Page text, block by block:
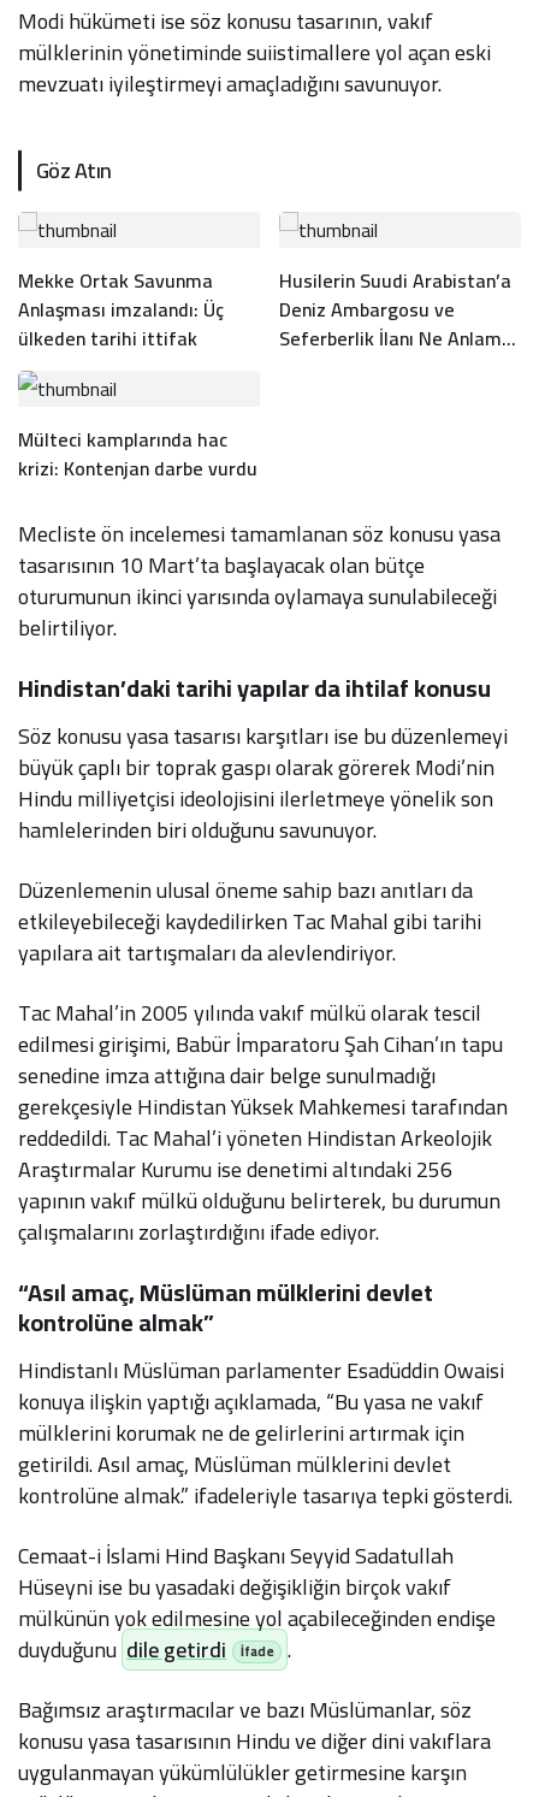
Modi hükümeti ise söz konusu tasarının, vakıf
mülklerinin yönetiminde suiistimallere yol açan eski
mevzuatı iyileştirmeyi amaçladığını savunuyor.
Göz Atın
Mekke Ortak Savunma
Anlaşması imzalandı: Üç
ülkeden tarihi ittifak
Husilerin Suudi Arabistan’a
Deniz Ambargosu ve
Seferberlik İlanı Ne Anlama
Mülteci kamplarında hac
krizi: Kontenjan darbe vurdu
Mecliste ön incelemesi tamamlanan söz konusu yasa
tasarısının 10 Mart’ta başlayacak olan bütçe
oturumunun ikinci yarısında oylamaya sunulabileceği
belirtiliyor.
Hindistan’daki tarihi yapılar da ihtilaf konusu
Söz konusu yasa tasarısı karşıtları ise bu düzenlemeyi
büyük çaplı bir toprak gaspı olarak görerek Modi’nin
Hindu milliyetçisi ideolojisini ilerletmeye yönelik son
hamlelerinden biri olduğunu savunuyor.
Düzenlemenin ulusal öneme sahip bazı anıtları da
etkileyebileceği kaydedilirken Tac Mahal gibi tarihi
yapılara ait tartışmaları da alevlendiriyor.
Tac Mahal’in 2005 yılında vakıf mülkü olarak tescil
edilmesi girişimi, Babür İmparatoru Şah Cihan’ın tapu
senedine imza attığına dair belge sunulmadığı
gerekçesiyle Hindistan Yüksek Mahkemesi tarafından
reddedildi. Tac Mahal’i yöneten Hindistan Arkeolojik
Araştırmalar Kurumu ise denetimi altındaki 256
yapının vakıf mülkü olduğunu belirterek, bu durumun
çalışmalarını zorlaştırdığını ifade ediyor.
“Asıl amaç, Müslüman mülklerini devlet
kontrolüne almak”
Hindistanlı Müslüman parlamenter Esadüddin Owaisi
konuya ilişkin yaptığı açıklamada, “Bu yasa ne vakıf
mülklerini korumak ne de gelirlerini artırmak için
getirildi. Asıl amaç, Müslüman mülklerini devlet
kontrolüne almak.” ifadeleriyle tasarıya tepki gösterdi.
Cemaat-i İslami Hind Başkanı Seyyid Sadatullah
Hüseyni ise bu yasadaki değişikliğin birçok vakıf
mülkünün yok edilmesine yol açabileceğinden endişe
duyduğunu dile getirdi
.
Bağımsız araştırmacılar ve bazı Müslümanlar, söz
konusu yasa tasarısının Hindu ve diğer dini vakıflara
uygulanmayan yükümlülükler getirmesine karşın